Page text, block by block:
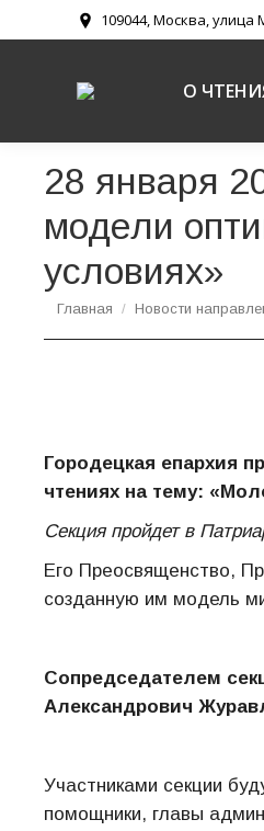
109044, Москва, улица
О
28 января
модели
условиях»
Вы здесь:
Главная Новости
Городецкая епархия
чтениях на тему:
Секция пройдет в
Его Преосвященство,
созданную им модель
Сопредседателем
Александрович
Участниками секции
помощники, главы